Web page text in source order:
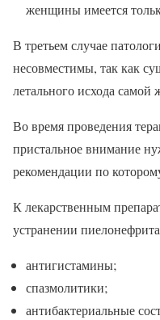
женщины имеется
В третьем случае
несовместимы, так как
летального исхода
Во время проведения
пристальное внимание
рекомендации по
К лекарственным
устранении
антигистамины;
спазмолитики;
антибактериальные